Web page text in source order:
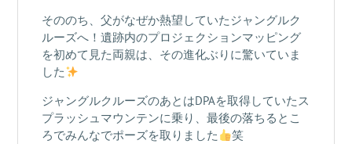
そののち、父がなぜか熱望していたジャングルク
ルーズへ！遺跡内のプロジェクションマッピング
を初めて見た両親は、その進化ぶりに驚いていま
した
ジャングルクルーズのあとはDPAを取得していたス
プラッシュマウンテンに乗り、最後の落ちるとこ
ろでみんなでポーズを取りました
笑